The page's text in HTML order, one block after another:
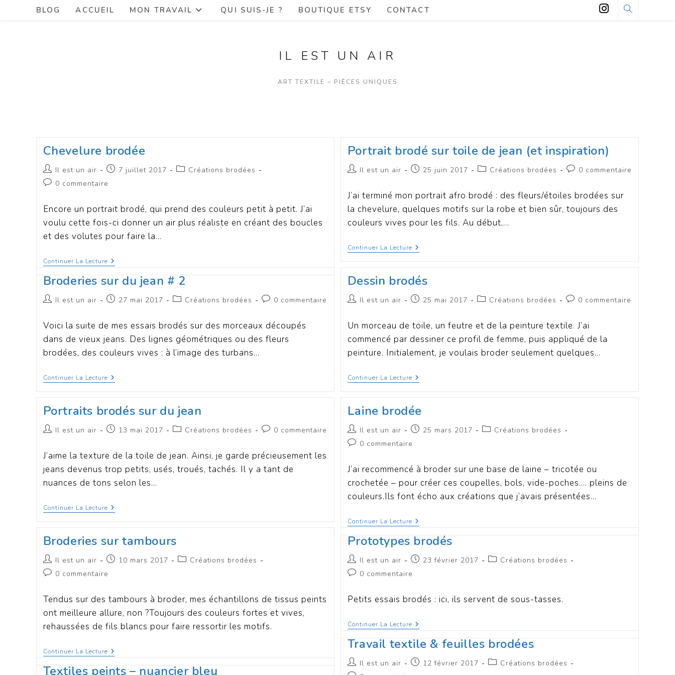
BLOG ACCUEIL MON TRAVAIL QUI SUIS-JE ? BOUTIQUE ETSY CONTACT
IL EST UN AIR
ART TEXTILE – PIÈCES UNIQUES
Chevelure brodée
Il est un air 7 juillet 2017
Créations brodées
0 commentaire
Encore un portrait brodé, qui prend des couleurs petit à petit. J’ai
voulu cette fois-ci donner un air plus réaliste en créant des boucles
et des volutes pour faire la…
Continuer La Lecture
Portrait brodé sur toile de jean (et inspiration)
Il est un air 25 juin 2017 Créations brodées 0 commentaire
J’ai terminé mon portrait afro brodé : des fleurs/étoiles brodées sur
la chevelure, quelques motifs sur la robe et bien sûr, toujours des
couleurs vives pour les fils. Au début,…
Continuer La Lecture
Broderies sur du jean # 2
Il est un air 27 mai 2017 Créations brodées 0 commentaire
Voici la suite de mes essais brodés sur des morceaux découpés
dans de vieux jeans. Des lignes géométriques ou des fleurs
brodées, des couleurs vives : à l’image des turbans…
Continuer La Lecture
Dessin brodés
Il est un air 25 mai 2017 Créations brodées 0 commentaire
Un morceau de toile, un feutre et de la peinture textile. J’ai
commencé par dessiner ce profil de femme, puis appliqué de la
peinture. Initialement, je voulais broder seulement quelques…
Continuer La Lecture
Portraits brodés sur du jean
Il est un air 13 mai 2017 Créations brodées 0 commentaire
J’aime la texture de la toile de jean. Ainsi, je garde précieusement les
jeans devenus trop petits, usés, troués, tachés. Il y a tant de
nuances de tons selon les…
Continuer La Lecture
Laine brodée
Il est un air 25 mars 2017
Créations brodées
0 commentaire
J’ai recommencé à broder sur une base de laine – tricotée ou
crochetée – pour créer ces coupelles, bols, vide-poches.… pleins de
couleurs.Ils font écho aux créations que j’avais présentées…
Continuer La Lecture
Broderies sur tambours
Il est un air 10 mars 2017
Créations brodées
0 commentaire
Tendus sur des tambours à broder, mes échantillons de tissus peints
ont meilleure allure, non ?Toujours des couleurs fortes et vives,
rehaussées de fils blancs pour faire ressortir les motifs.
Continuer La Lecture
Prototypes brodés
Il est un air 23 février 2017
Créations brodées
0 commentaire
Petits essais brodés : ici, ils servent de sous-tasses.
Continuer La Lecture
Travail textile & feuilles brodées
Il est un air 12 février 2017
Créations brodées
Textiles peints – nuancier bleu